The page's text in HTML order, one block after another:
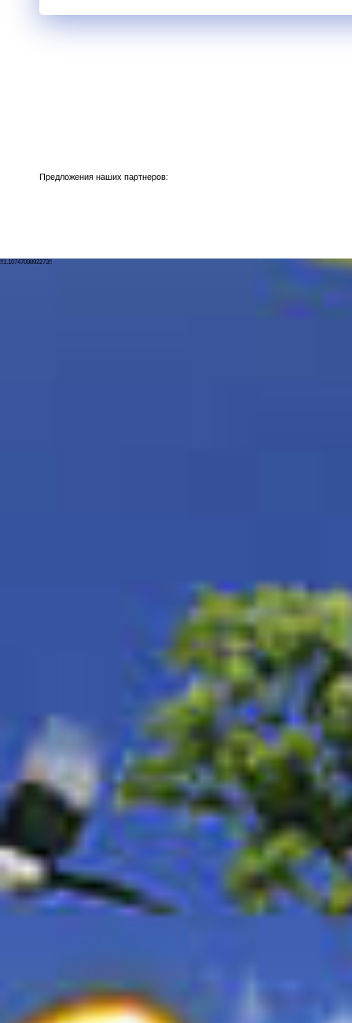
Предложения наших партнеров:
!!1.1074709892273!!